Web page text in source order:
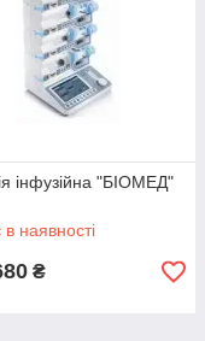
інфузійна "БІОМЕД"
наявності
₴